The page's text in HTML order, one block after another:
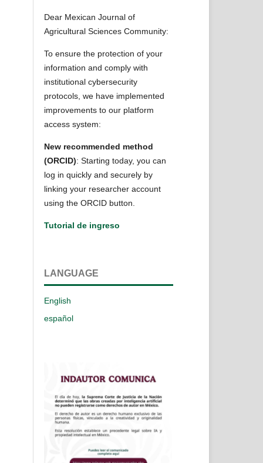
Dear Mexican Journal of
Agricultural Sciences Community:
To ensure the protection of your
information and comply with
institutional cybersecurity
protocols, we have implemented
improvements to our platform
access system:
New recommended method
(ORCID): Starting today, you can
log in quickly and securely by
linking your researcher account
using the ORCID button.
Tutorial de ingreso
LANGUAGE
English
español